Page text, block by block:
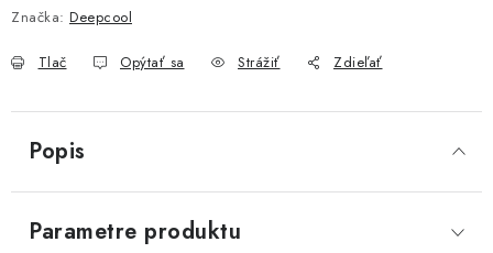
Značka: Deepcool
Tlač Opýtať sa Strážiť Zdieľať
Popis
Parametre produktu